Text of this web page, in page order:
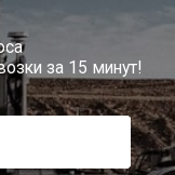
505-40-85
бесплатно
за 15 минут!